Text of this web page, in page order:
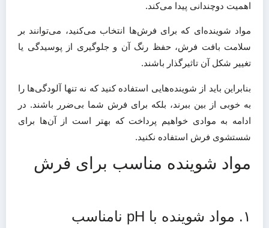
اهمیت دوچندانی پیدا می‌کند.
مواد شوینده‌ای که برای فرش‌ها انتخاب می‌کنید، می‌توانند بر
سلامت بافت فرش، حفظ رنگ آن و جلوگیری از پوسیدگی یا
تغییر شکل آن تاثیرگذار باشند.
بنابراین باید از شوینده‌هایی استفاده کنید که نه تنها آلودگی‌ها را
به خوبی از بین ببرند، بلکه برای فرش شما بی‌ضرر باشند. در
ادامه به موادی خواهیم پرداخت که بهتر است از آن‌ها برای
شستشوی فرش استفاده نکنید.
مواد شوینده مناسب برای فرش
۱. مواد شوینده با pH نامناسب